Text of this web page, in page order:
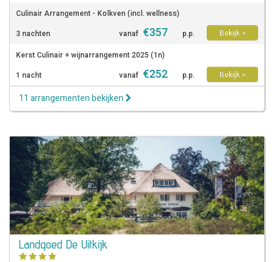
Culinair Arrangement - Kolkven (incl. wellness)
3 nachten
vanaf €357 p.p.
Bekijk >
Kerst Culinair + wijnarrangement 2025 (1n)
1 nacht
vanaf €252 p.p. Bekijk >
11 arrangementen bekijken
Landgoed De Uitkijk